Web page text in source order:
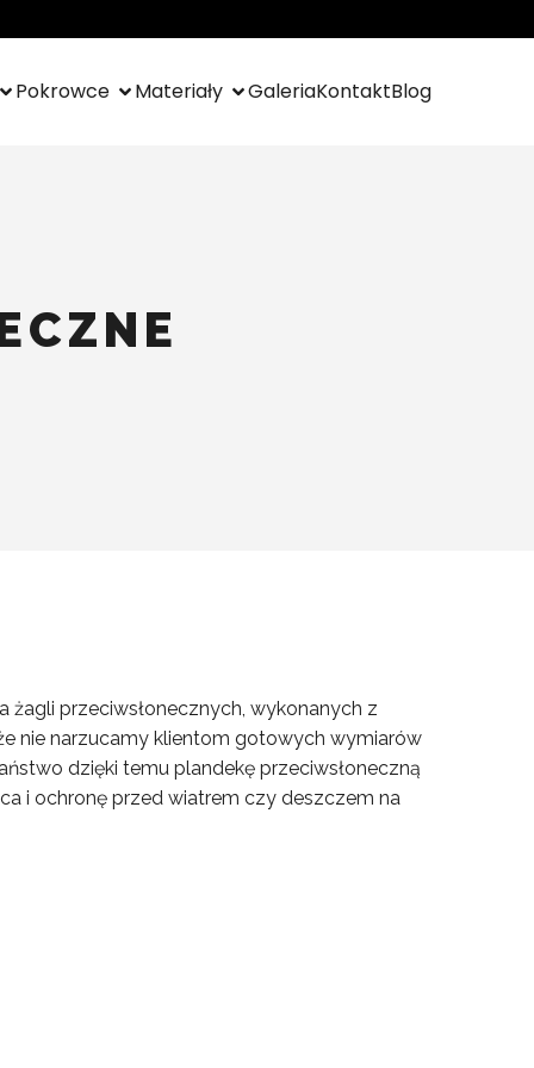
Pokrowce Materiały GaleriaKontaktBlog
żagli przeciwsłonecznych, wykonanych z
nie narzucamy klientom gotowych wymiarów
dzięki temu plandekę przeciwsłoneczną
i ochronę przed wiatrem czy deszczem na